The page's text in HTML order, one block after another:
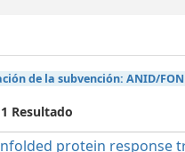
de la subvención: ANID/
Resultado
protein response